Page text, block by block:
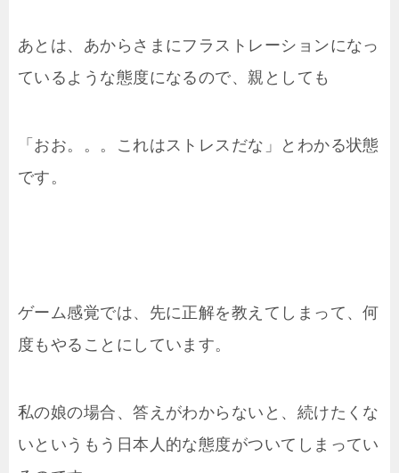
あとは、あからさまにフラストレーションになっ
ているような態度になるので、親としても
「おお。。。これはストレスだな」とわかる状態
です。
ゲーム感覚では、先に正解を教えてしまって、何
度もやることにしています。
私の娘の場合、答えがわからないと、続けたくな
いというもう日本人的な態度がついてしまってい